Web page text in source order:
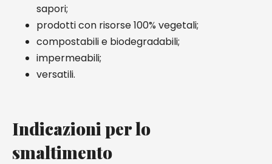
sapori;
prodotti con risorse 100% vegetali;
compostabili e biodegradabili;
impermeabili;
versatili.
Indicazioni per lo
smaltimento